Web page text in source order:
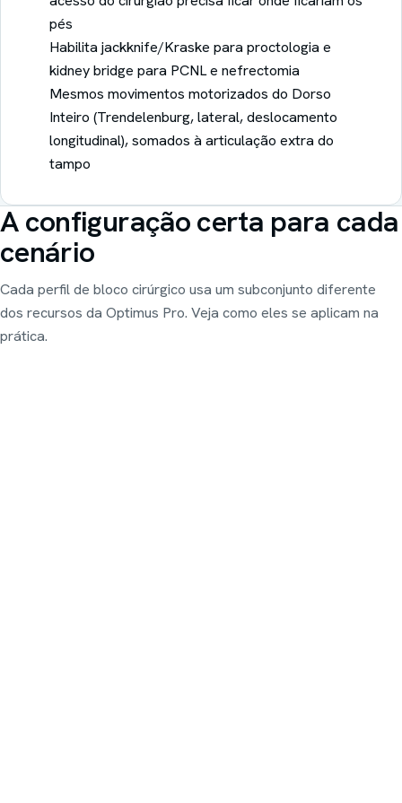
pés
Habilita jackknife/Kraske para proctologia e
kidney bridge para PCNL e nefrectomia
Mesmos movimentos motorizados do Dorso
Inteiro (Trendelenburg, lateral, deslocamento
longitudinal), somados à articulação extra do
tampo
A configuração certa para cada
cenário
Cada perfil de bloco cirúrgico usa um subconjunto diferente
dos recursos da Optimus Pro. Veja como eles se aplicam na
prática.